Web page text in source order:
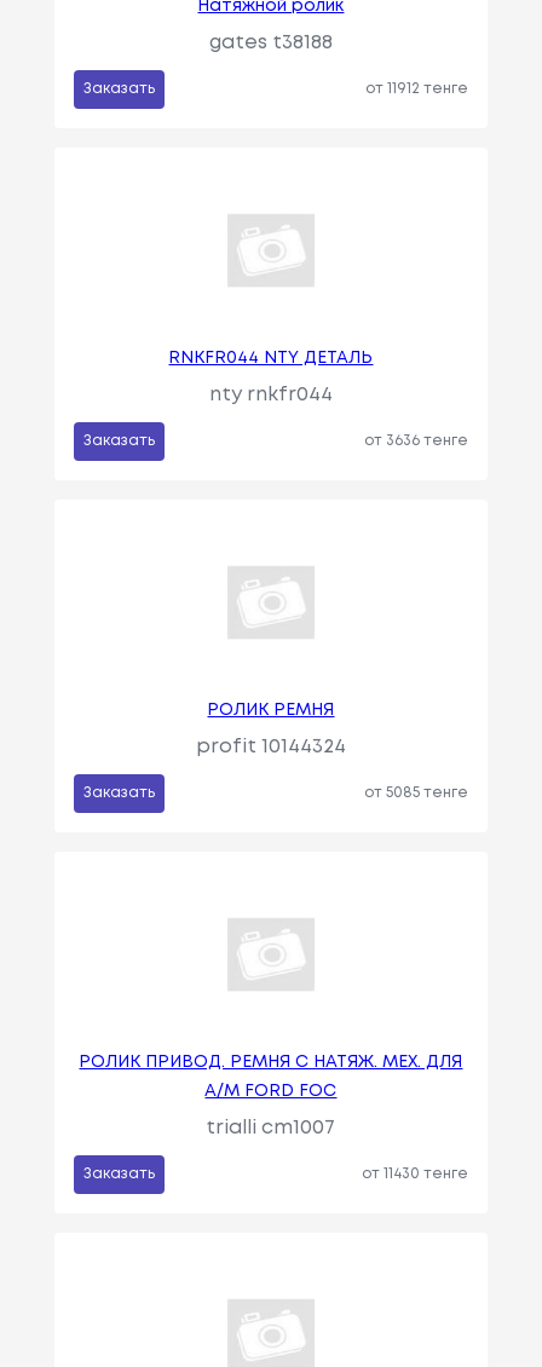
Натяжной ролик
gates t38188
Заказать от 11912 тенге
RNKFR044 NTY ДЕТАЛЬ
nty rnkfr044
Заказать от 3636 тенге
РОЛИК РЕМНЯ
profit 10144324
Заказать от 5085 тенге
РОЛИК ПРИВОД. РЕМНЯ С НАТЯЖ. МЕХ. ДЛЯ
А/М FORD FOC
trialli cm1007
Заказать от 11430 тенге